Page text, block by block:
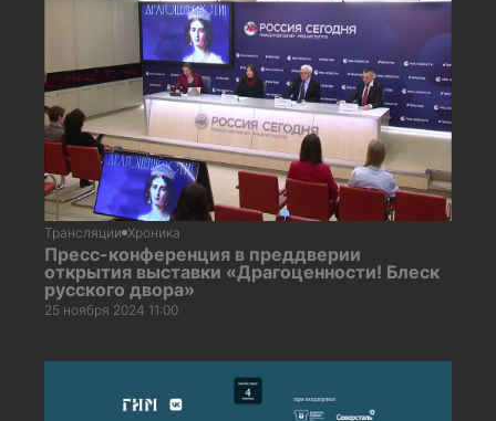
Трансляции Хроника
Пресс-конференция в преддверии
открытия выставки «Драгоценности! Блеск
русского двора»
25 ноября 2024 11:00